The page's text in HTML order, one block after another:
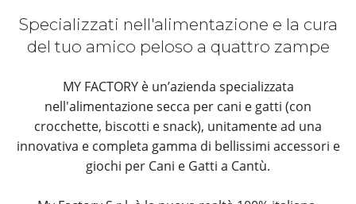
Specializzati nell'alimentazione e la cura
del tuo amico peloso a quattro zampe
MY FACTORY è un’azienda specializzata
nell'alimentazione secca per cani e gatti (con
crocchette, biscotti e snack), unitamente ad una
innovativa e completa gamma di bellissimi accessori e
giochi per Cani e Gatti a Cantù.